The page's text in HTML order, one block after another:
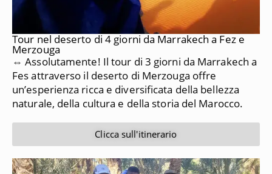
Tour nel deserto di 4 giorni da Marrakech a Fez e
Merzouga
⇔ Assolutamente! Il tour di 3 giorni da Marrakech a
Fes attraverso il deserto di Merzouga offre
un’esperienza ricca e diversificata della bellezza
naturale, della cultura e della storia del Marocco.
Clicca sull'itinerario